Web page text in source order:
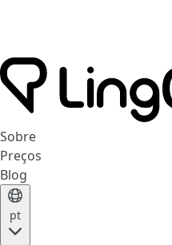
Sobre
Preços
Blog
pt